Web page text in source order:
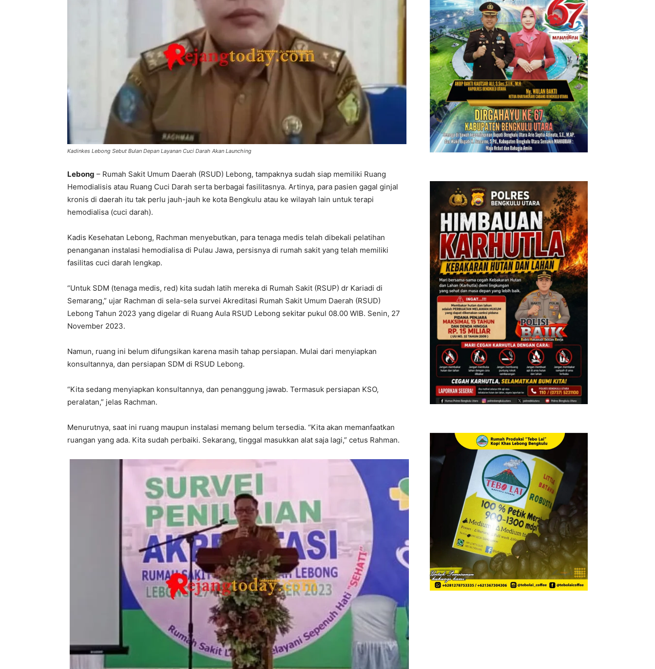
Kadinkes Lebong Sebut Bulan Depan Layanan Cuci Darah Akan Launching
Lebong – Rumah Sakit Umum Daerah (RSUD) Lebong, tampaknya sudah siap memiliki Ruang
Hemodialisis atau Ruang Cuci Darah serta berbagai fasilitasnya. Artinya, para pasien gagal ginjal
kronis di daerah itu tak perlu jauh-jauh ke kota Bengkulu atau ke wilayah lain untuk terapi
hemodialisa (cuci darah).
Kadis Kesehatan Lebong, Rachman menyebutkan, para tenaga medis telah dibekali pelatihan
penanganan instalasi hemodialisa di Pulau Jawa, persisnya di rumah sakit yang telah memiliki
fasilitas cuci darah lengkap.
“Untuk SDM (tenaga medis, red) kita sudah latih mereka di Rumah Sakit (RSUP) dr Kariadi di
Semarang,” ujar Rachman di sela-sela survei Akreditasi Rumah Sakit Umum Daerah (RSUD)
Lebong Tahun 2023 yang digelar di Ruang Aula RSUD Lebong sekitar pukul 08.00 WIB. Senin, 27
November 2023.
Namun, ruang ini belum difungsikan karena masih tahap persiapan. Mulai dari menyiapkan
konsultannya, dan persiapan SDM di RSUD Lebong.
“Kita sedang menyiapkan konsultannya, dan penanggung jawab. Termasuk persiapan KSO,
peralatan,” jelas Rachman.
Menurutnya, saat ini ruang maupun instalasi memang belum tersedia. “Kita akan memanfaatkan
ruangan yang ada. Kita sudah perbaiki. Sekarang, tinggal masukkan alat saja lagi,” cetus Rahman.